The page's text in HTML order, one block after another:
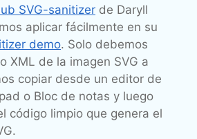
SVG-sanitizer de Daryll
aplicar fácilmente en su
demo. Solo debemos
XML de la imagen SVG a
copiar desde un editor de
o Bloc de notas y luego
código limpio que genera el